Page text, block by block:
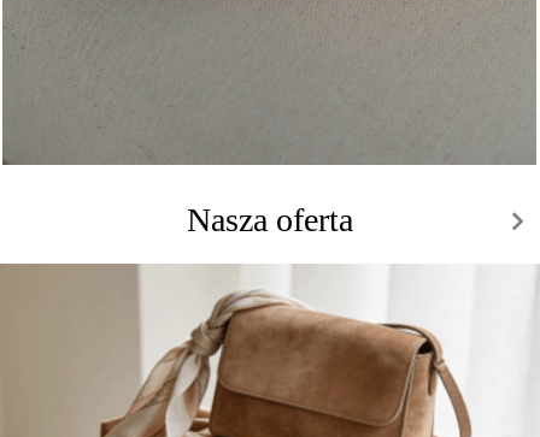
Nasza oferta